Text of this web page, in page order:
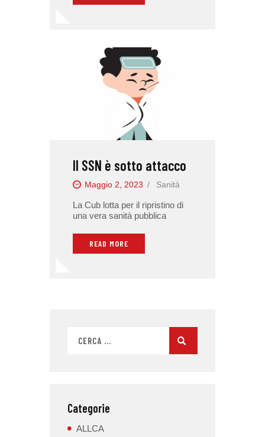
Il SSN è sotto attacco
Maggio 2, 2023 Sanità
La Cub lotta per il ripristino di
una vera sanità pubblica
READ MORE
Categorie
ALLCA